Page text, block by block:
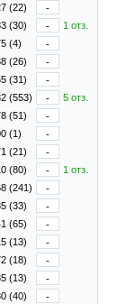
(22)
-
(30) -
1 отз.
(4)
-
(26)
-
(31)
-
(553) -
5 отз.
(51)
-
(1)
-
(21)
-
(80) -
1 отз.
(241)
-
(33)
-
(65)
-
(13)
-
(18)
-
(13)
-
(40)
-